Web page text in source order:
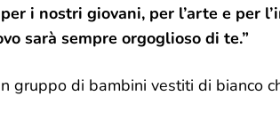
i nostri giovani, per l’arte e per
sarà sempre orgoglioso di te.”
gruppo di bambini vestiti di bianco